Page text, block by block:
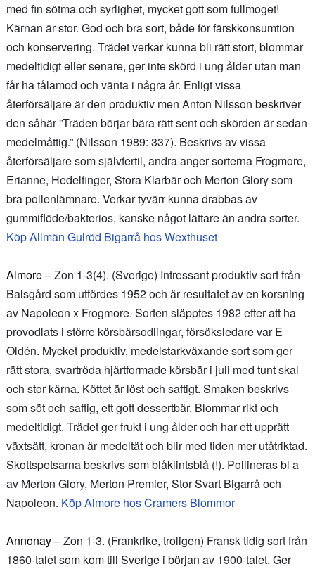
med fin sötma och syrlighet, mycket gott som fullmoget!
Kärnan är stor. God och bra sort, både för färskkonsumtion
och konservering. Trädet verkar kunna bli rätt stort, blommar
medeltidigt eller senare, ger inte skörd i ung ålder utan man
får ha tålamod och vänta i några år. Enligt vissa
återförsäljare är den produktiv men Anton Nilsson beskriver
den såhär ”Träden börjar bära rätt sent och skörden är sedan
medelmåttig.” (Nilsson 1989: 337). Beskrivs av vissa
återförsäljare som självfertil, andra anger sorterna Frogmore,
Erianne, Hedelfinger, Stora Klarbär och Merton Glory som
bra pollenlämnare. Verkar tyvärr kunna drabbas av
gummiflöde/bakterios, kanske något lättare än andra sorter.
Köp Allmän Gulröd Bigarrå hos Wexthuset
Almore– Zon 1-3(4). (Sverige) Intressant produktiv sort från
Balsgård som utfördes 1952 och är resultatet av en korsning
av Napoleon x Frogmore. Sorten släpptes 1982 efter att ha
provodlats i större körsbärsodlingar, försöksledare var E
Oldén. Mycket produktiv, medelstarkväxande sort som ger
rätt stora, svartröda hjärtformade körsbär i juli med tunt skal
och stor kärna. Köttet är löst och saftigt. Smaken beskrivs
som söt och saftig, ett gott dessertbär. Blommar rikt och
medeltidigt. Trädet ger frukt i ung ålder och har ett upprätt
växtsätt, kronan är medeltät och blir med tiden mer utåtriktad.
Skottspetsarna beskrivs som blåklintsblå (!). Pollineras bl a
av Merton Glory, Merton Premier, Stor Svart Bigarrå och
Napoleon. Köp Almore hos Cramers Blommor
Annonay– Zon 1-3. (Frankrike, troligen) Fransk tidig sort från
1860-talet som kom till Sverige i början av 1900-talet. Ger